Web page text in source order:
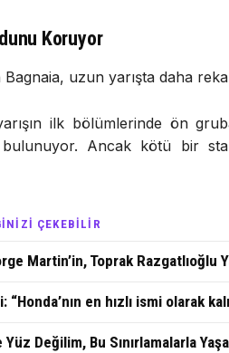
Koruyor
uzun yarışta daha
ilk bölümlerinde ön
Ancak kötü bir
ÇEKEBİLİR
Martin’in, Toprak Razgatlıoğlu
en hızlı ismi olarak
Değilim, Bu Sınırlamalarla